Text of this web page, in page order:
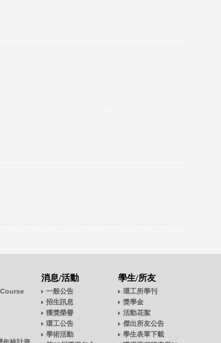
消息/活動
一般公告
招生訊息
獲獎榮譽
環工公告
學術活動
學生/所友
環工所學刊
獎學金
活動花絮
傑出所友公告
學生表單下載